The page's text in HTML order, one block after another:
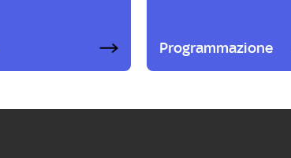
Programmazione